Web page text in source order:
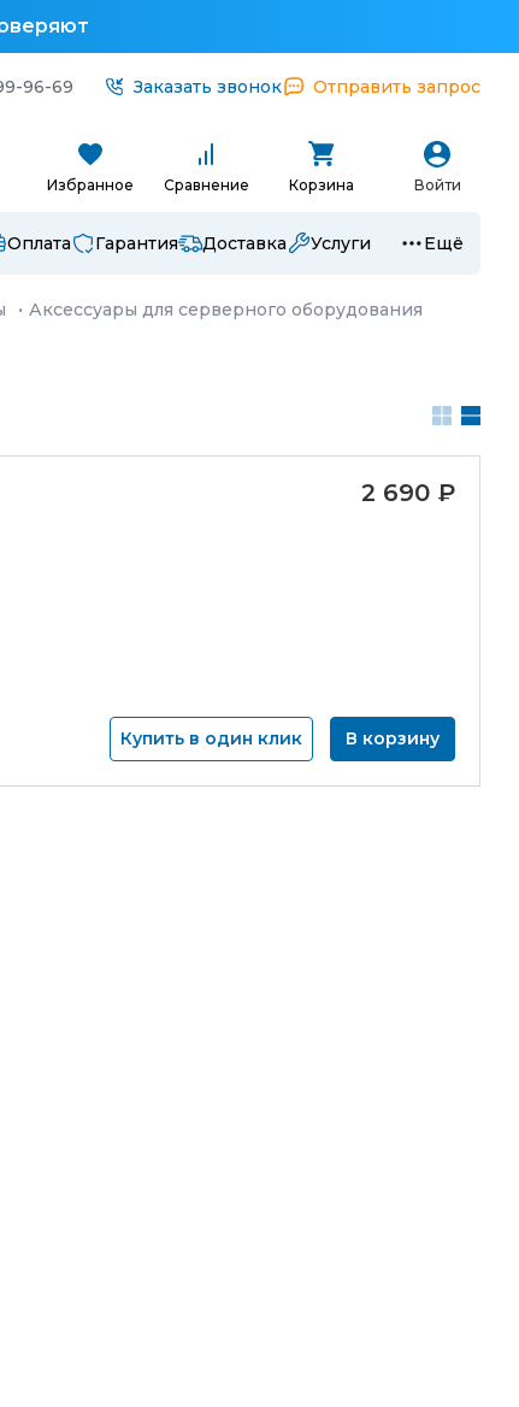
96-69 Заказать звонок Отправить запрос
Избранное Сравнение Корзина Войти
Оплата Гарантия Доставка Услуги Ещё
· Аксессуары для серверного оборудования
2 690 ₽
Купить в один клик В корзину